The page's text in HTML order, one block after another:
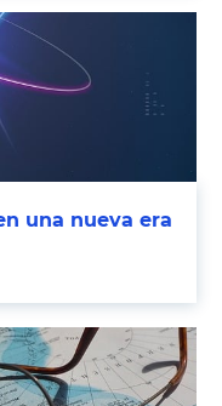
una nueva era